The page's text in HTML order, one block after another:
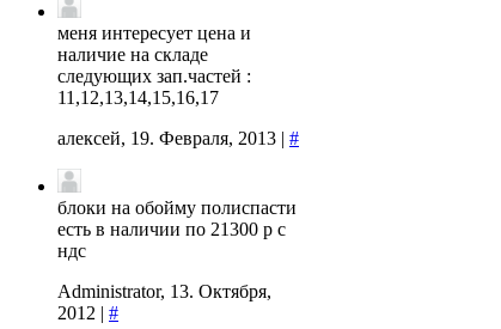
меня интересует цена и
наличие на складе
следующих зап.частей :
11,12,13,14,15,16,17
алексей, 19. Февраля, 2013 | #
блоки на обойму полиспасти
есть в наличии по 21300 р с
ндс
Administrator, 13. Октября,
2012 | #